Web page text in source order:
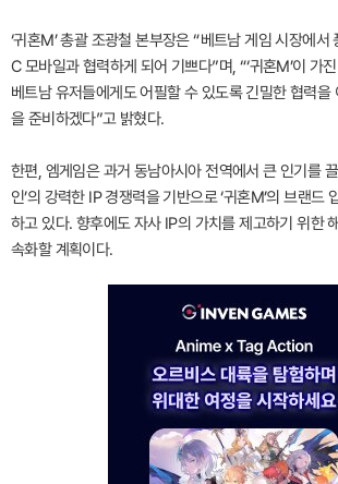
‘귀혼M’ 총괄 조광철 본부장은 “베트남 게임 시장에
C 모바일과 협력하게 되어 기쁘다”며, “‘귀혼M’이 가
베트남 유저들에게도 어필할 수 있도록 긴밀한 협력을
을 준비하겠다”고 밝혔다.
한편, 엠게임은 과거 동남아시아 전역에서 큰 인기를
인’의 강력한 IP 경쟁력을 기반으로 ‘귀혼M’의 브랜드
하고 있다. 향후에도 자사 IP의 가치를 제고하기 위한
속화할 계획이다.